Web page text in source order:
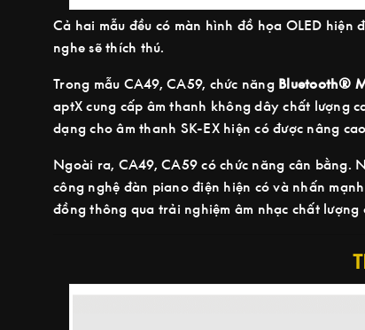
Cả hai mẫu đều có màn hình đồ họa OLED
nghe sẽ thích thú.
Trong mẫu CA49, CA59, chức năng Bluetooth®
aptX cung cấp âm thanh không dây chất lượng
dạng cho âm thanh SK-EX hiện có được nâng
Ngoài ra, CA49, CA59 có chức năng cân bằng.
công nghệ đàn piano điện hiện có và nhấn
đồng thông qua trải nghiệm âm nhạc chất lượng